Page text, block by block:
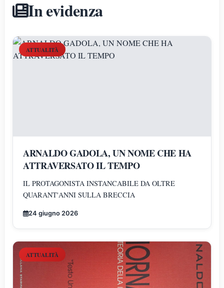
In evidenza
ATTUALITÀ
ARNALDO GADOLA, UN NOME CHE HA
ATTRAVERSATO IL TEMPO
IL PROTAGONISTA INSTANCABILE DA OLTRE
QUARANT'ANNI SULLA BRECCIA
24 giugno 2026
ATTUALITÀ